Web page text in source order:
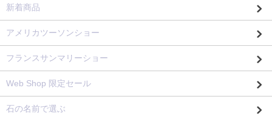
新着商品
アメリカツーソンショー
フランスサンマリーショー
Web Shop 限定セール
石の名前で選ぶ